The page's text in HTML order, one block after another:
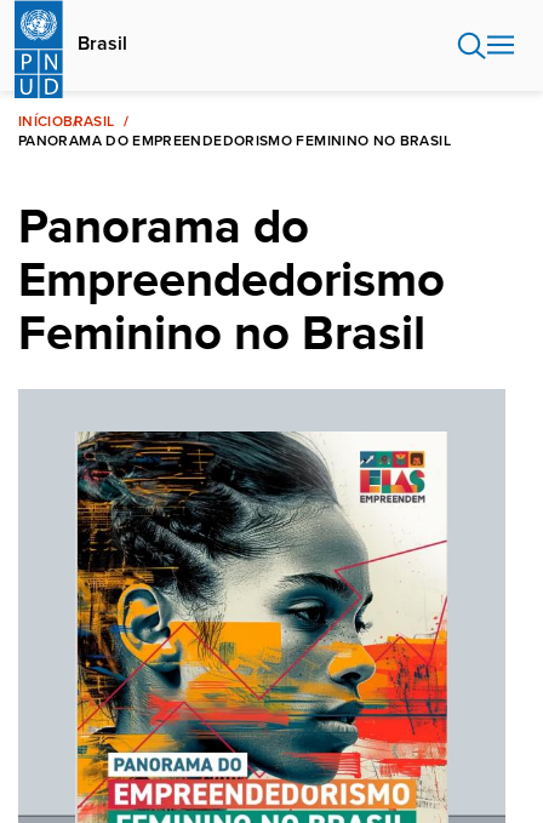
Passar
para
conteúdo
principal
Brasil
INÍCIOBRASIL
PANORAMA DO EMPREENDEDORISMO FEMININO NO BRASIL
Panorama do
Empreendedorismo
Feminino no Brasil